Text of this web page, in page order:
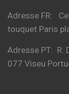
Adresse FR:
touquet Paris
Adresse PT: R.
077 Viseu